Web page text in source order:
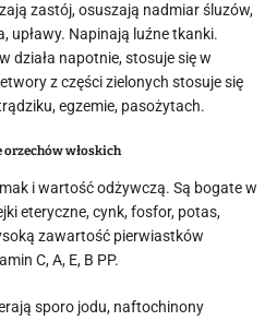
zastój, osuszają nadmiar śluzów,
upławy. Napinają luźne tkanki.
działa napotnie, stosuje się w
z części zielonych stosuje się
egzemie, pasożytach.
orzechów włoskich
i wartość odżywczą. Są bogate w
eteryczne, cynk, fosfor, potas,
zawartość pierwiastków
C, A, E, B PP.
sporo jodu, naftochinony